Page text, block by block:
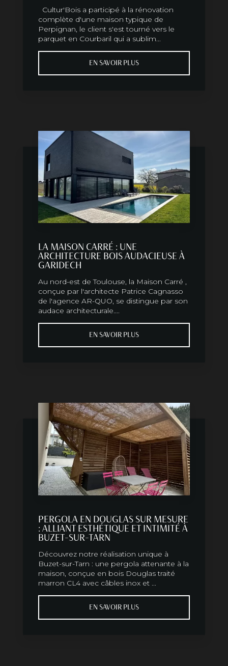
Cultur'Bois a participé à la rénovation
complète d'une maison typique de
Perpignan, le client s'est tourné vers le
parquet en Courbaril qui a sublim...
EN SAVOIR PLUS
LA MAISON CARRÉ : UNE
ARCHITECTURE BOIS AUDACIEUSE À
GARIDECH
Au nord-est de Toulouse, la Maison Carré ,
conçue par l'architecte Patrice Cagnasso
de l'agence AR-QUO, se distingue par son
audace architecturale....
EN SAVOIR PLUS
PERGOLA EN DOUGLAS SUR MESURE
: ALLIANT ESTHÉTIQUE ET INTIMITÉ À
BUZET-SUR-TARN
Découvrez notre réalisation unique à
Buzet-sur-Tarn : une pergola attenante à la
maison, conçue en bois Douglas traité
marron CL4 avec câbles inox et ...
EN SAVOIR PLUS